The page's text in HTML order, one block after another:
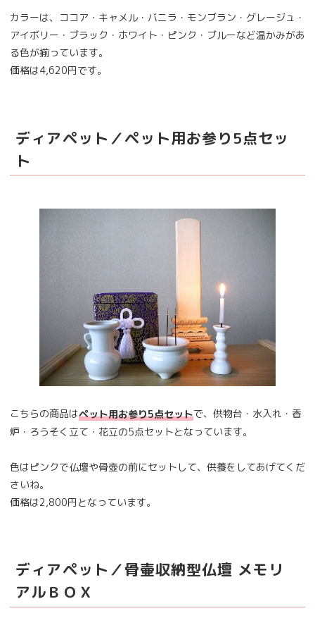
カラーは、ココア・キャメル・バニラ・モンブラン・グレージュ・
アイボリー・ブラック・ホワイト・ピンク・ブルーなど温かみがあ
る色が揃っています。
価格は4,620円です。
ディアペット／ペット用お参り5点セッ
ト
こちらの商品はペット用お参り5点セットで、供物台・水入れ・香
炉・ろうそく立て・花立の5点セットとなっています。
色はピンクで仏壇や骨壺の前にセットして、供養をしてあげてくだ
さいね。
価格は2,800円となっています。
ディアペット／骨壷収納型仏壇 メモリ
アルＢＯＸ